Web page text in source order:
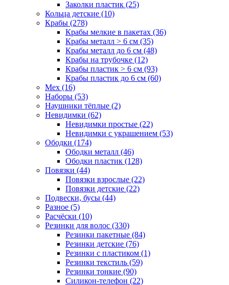
Заколки пластик (25)
Кольца детские (10)
Крабы (278)
Крабы мелкие в пакетах (36)
Крабы металл > 6 см (35)
Крабы металл до 6 см (48)
Крабы на трубочке (12)
Крабы пластик > 6 см (93)
Крабы пластик до 6 см (60)
Мех (16)
Наборы (53)
Наушники тёплые (2)
Невидимки (62)
Невидимки простые (22)
Невидимки с украшением (53)
Ободки (174)
Ободки металл (46)
Ободки пластик (128)
Повязки (44)
Повязки взрослые (22)
Повязки детские (22)
Подвески, бусы (44)
Разное (5)
Расчёски (10)
Резинки для волос (330)
Резинки пакетные (84)
Резинки детские (76)
Резинки с пластиком (1)
Резинки текстиль (59)
Резинки тонкие (90)
Силикон-телефон (22)